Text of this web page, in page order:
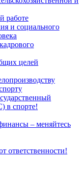
работе
и социального
целей
в спорте!
– меняйтесь
ответственности!